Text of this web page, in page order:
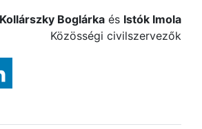
Kollárszky Boglárka és Istók Imola
Közösségi civilszervezők